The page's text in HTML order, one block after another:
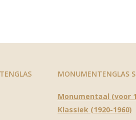
MONUMENTENGLAS
Monumentaal (voor
Klassiek (1920-1960)